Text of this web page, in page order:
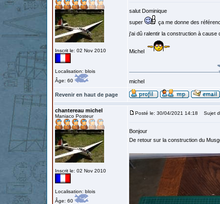
Inscrit le: 02 Nov 2010
Localisation: blois
Âge: 60
salut Dominique
super
ça me donne des
j'ai dû ralentir la construction à cause
Michel
michel
Revenir en haut de page
chantereau michel
Maniaco Posteur
Inscrit le: 02 Nov 2010
Localisation: blois
Âge: 60
Posté le: 30/04/2021 14:18 Sujet
Bonjour
De retour sur la construction du